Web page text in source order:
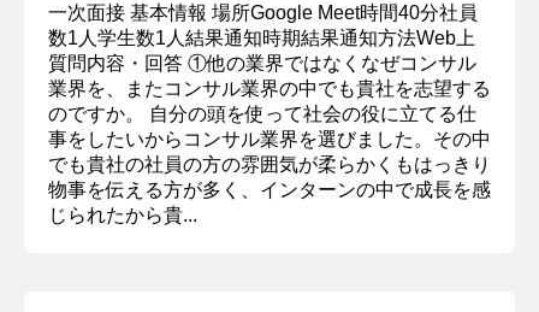
一次面接 基本情報 場所Google Meet時間40分社員
数1人学生数1人結果通知時期結果通知方法Web上
質問内容・回答 ①他の業界ではなくなぜコンサル
業界を、またコンサル業界の中でも貴社を志望する
のですか。 自分の頭を使って社会の役に立てる仕
事をしたいからコンサル業界を選びました。その中
でも貴社の社員の方の雰囲気が柔らかくもはっきり
物事を伝える方が多く、インターンの中で成長を感
じられたから貴...